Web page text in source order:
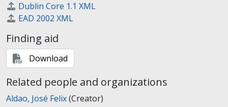
Dublin Core 1.1 XML
EAD 2002 XML
Finding aid
Download
Related people and organizations
Aldao, José Felix(Creator)